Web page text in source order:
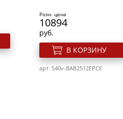
Розн. цена
10894
руб.
В КОРЗИНУ
арт. 540v-BAB2512EPCE